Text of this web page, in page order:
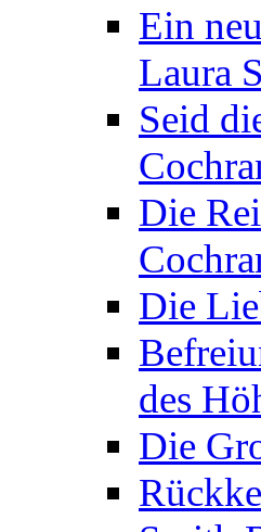
Ein
Laura
Seid
Die
Die
des
Die